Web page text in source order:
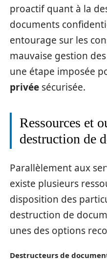
proactif quant à la
documents
entourage sur les
mauvaise gestion
une étape imposée
privée sécurisée.
Ressources et
destruction de
Parallèlement aux
existe plusieurs
disposition des
destruction de
unes des options
Destructeurs de